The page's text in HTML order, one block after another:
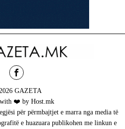
GAZETA
with ❤️ by Host.mk
për përmbajtjet e marra nga media të
e huazuara publikohen me linkun e